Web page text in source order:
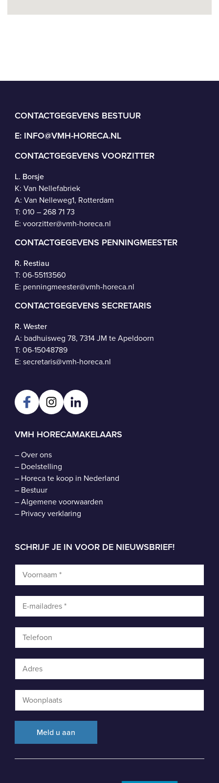
CONTACTGEGEVENS BESTUUR
E: INFO@VMH-HORECA.NL
CONTACTGEGEVENS VOORZITTER
L. Borsje
K: Van Nellefabriek
A: Van Nelleweg1, Rotterdam
T: 010 – 268 71 73
E: voorzitter@vmh-horeca.nl
CONTACTGEGEVENS PENNINGMEESTER
R. Restiau
T: 06-55113560
E: penningmeester@vmh-horeca.nl
CONTACTGEGEVENS SECRETARIS
R. Wester
A: badhuisweg 78, 7314 JM te Apeldoorn
T: 06-15048789
E: secretaris@vmh-horeca.nl
VMH HORECAMAKELAARS
–Over ons
– Doelstelling
– Horeca te koop in Nederland
– Bestuur
–Algemene voorwaarden
– Privacy verklaring
SCHRIJF JE IN VOOR DE NIEUWSBRIEF!